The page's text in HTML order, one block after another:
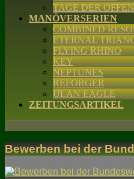
TAGE DER
MANÖVERSERIEN
COMBINED
ETERNAL
FLYING RHINO
KEY
NEPTUNES
REFORGER
ULAN EAGLE
ZEITUNGSARTIKEL
Bewerben bei der